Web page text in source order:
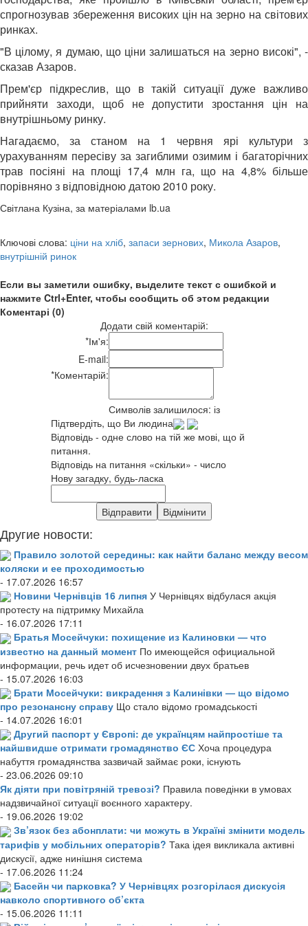
спрогнозував збереження високих цін на зерно на світових
ринках.
"В цілому, я думаю, що ціни залишаться на зерно високі", -
сказав Азаров.
Прем'єр підкреслив, що в такій ситуації дуже важливо
прийняти заходи, щоб не допустити зростання цін на
внутрішньому ринку.
Нагадаємо, за станом на 1 червня ярі культури з
урахуванням пересіву за загиблими озимим і багаторічних
трав посіяні на площі 17,4 млн га, що на 4,8% більше
порівняно з відповідною датою 2010 року.
Світлана Кузіна, за матеріалами lb.ua
Ключові слова: ціни на хліб, запаси зернових, Микола Азаров,
внутрішній ринок
Если вы заметили ошибку, выделите текст с ошибкой и
нажмите Ctrl+Enter, чтобы сообщить об этом редакции
Коментарі (0)
Додати свій коментарій:
*Ім'я:
E-mail:
*Коментарій:
Символів залишилося: із
Підтвердіть, що Ви людина
Відповідь - одне слово на тій же мові, що й
питання.
Відповідь на питання «скільки» - число
Нову загадку, будь-ласка
Другие новости:
Правило золотой середины: как найти баланс между весом
коляски и ее проходимостью
- 17.07.2026 16:57
Новини Чернівців 16 липня У Чернівцях відбулася акція
протесту на підтримку Михайла
- 16.07.2026 17:11
Братья Мосейчуки: похищение из Калиновки — что
известно на данный момент По имеющейся официальной
информации, речь идет об исчезновении двух братьев
- 15.07.2026 16:03
Брати Мосейчуки: викрадення з Калинівки — що відомо
про резонансну справу Що стало відомо громадськості
- 14.07.2026 16:01
Другий паспорт у Європі: де українцям найпростіше та
найшвидше отримати громадянство ЄС Хоча процедура
набуття громадянства зазвичай займає роки, існують
- 23.06.2026 09:10
Як діяти при повітряній тревозі? Правила поведінки в умовах
надзвичайної ситуації воєнного характеру.
- 19.06.2026 19:02
Зв’язок без абонплати: чи можуть в Україні змінити модель
тарифів у мобільних операторів? Така ідея викликала активні
дискусії, адже нинішня система
- 17.06.2026 11:24
Басейн чи парковка? У Чернівцях розгорілася дискусія
навколо спортивного об’єкта
- 15.06.2026 11:11